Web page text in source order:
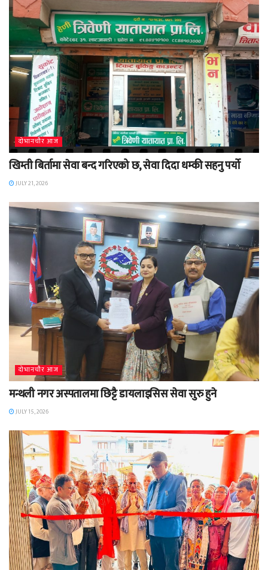
दाेभानचाैर आज
खिम्ती बिर्तामा सेवा बन्द गरिएको छ, सेवा दिदा धम्की सहनु पर्यो
JULY 21, 2026
दाेभानचाैर आज
मन्थली नगर अस्पतालमा छिट्टै डायलाइसिस सेवा सुरु हुने
JULY 15, 2026